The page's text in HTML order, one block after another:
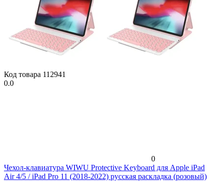
Код товара 112941
0.0
0
Чехол-клавиатура WIWU Protective Keyboard для Apple iPad
Air 4/5 / iPad Pro 11 (2018-2022) русская раскладка (розовый)